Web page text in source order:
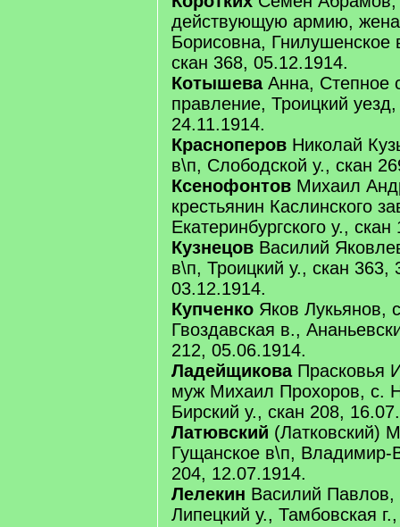
действующую армию,
Борисовна, Гнилушенское
скан 368, 05.12.1914.
КотышеваАнна, Степное
правление, Троицкий
24.11.1914.
Красноперов Николай
в\п, Слободской у., скан
Ксенофонтов Михаил
крестьянин Каслинского
Екатеринбургского у.,
Кузнецов Василий
в\п, Троицкий у., скан 363,
03.12.1914.
Купченко Яков Лукьянов,
Гвоздавская в.,
212, 05.06.1914.
ЛадейщиковаПрасковья
муж Михаил Прохоров, с.
Бирский у., скан 208,
Латювский (Латковский)
Гущанское в\п, Владимир-
204, 12.07.1914.
Лелекин Василий Павлов,
Липецкий у., Тамбовская